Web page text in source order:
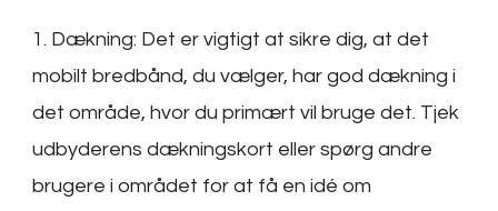
1. Dækning: Det er vigtigt at sikre dig, at det
mobilt bredbånd, du vælger, har god dækning i
det område, hvor du primært vil bruge det. Tjek
udbyderens dækningskort eller spørg andre
brugere i området for at få en idé om